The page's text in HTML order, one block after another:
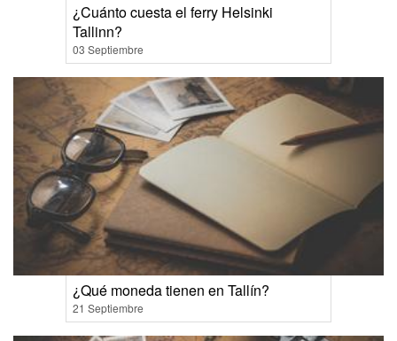
¿Cuánto cuesta el ferry Helsinki
Tallinn?
03 Septiembre
¿Qué moneda tienen en Tallín?
21 Septiembre